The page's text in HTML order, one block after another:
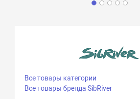
Все товары категории
Все товары бренда SibRiver